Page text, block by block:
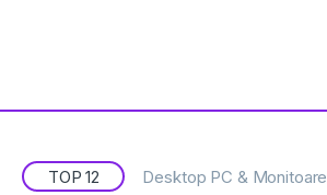
TOP 12 Desktop PC & Monitoare